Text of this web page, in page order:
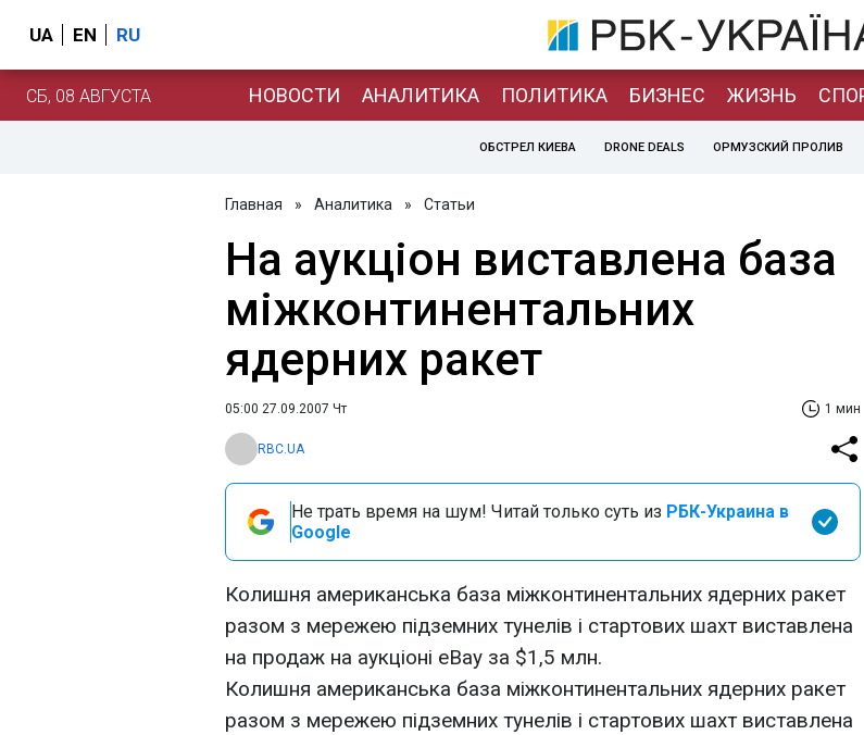
UA EN RU
СБ, 08 АВГУСТА НОВОСТИ АНАЛИТИКА ПОЛИТИКА БИЗНЕС ЖИЗНЬ
ОБСТРЕЛ КИЕВА DRONE DEALS ОРМУЗСКИЙ ПРОЛИВ
Главная » Аналитика » Статьи
На аукціон виставлена база
міжконтинентальних
ядерних ракет
05:00 27.09.2007 Чт 1 мин
RBC.UA
Не трать время на шум! Читай только суть из РБК-Украина в
Google
Колишня американська база міжконтинентальних ядерних ракет
разом з мережею підземних тунелів і стартових шахт виставлена
на продаж на аукціоні eBay за $1,5 млн.
Колишня американська база міжконтинентальних ядерних ракет
разом з мережею підземних тунелів і стартових шахт виставлена